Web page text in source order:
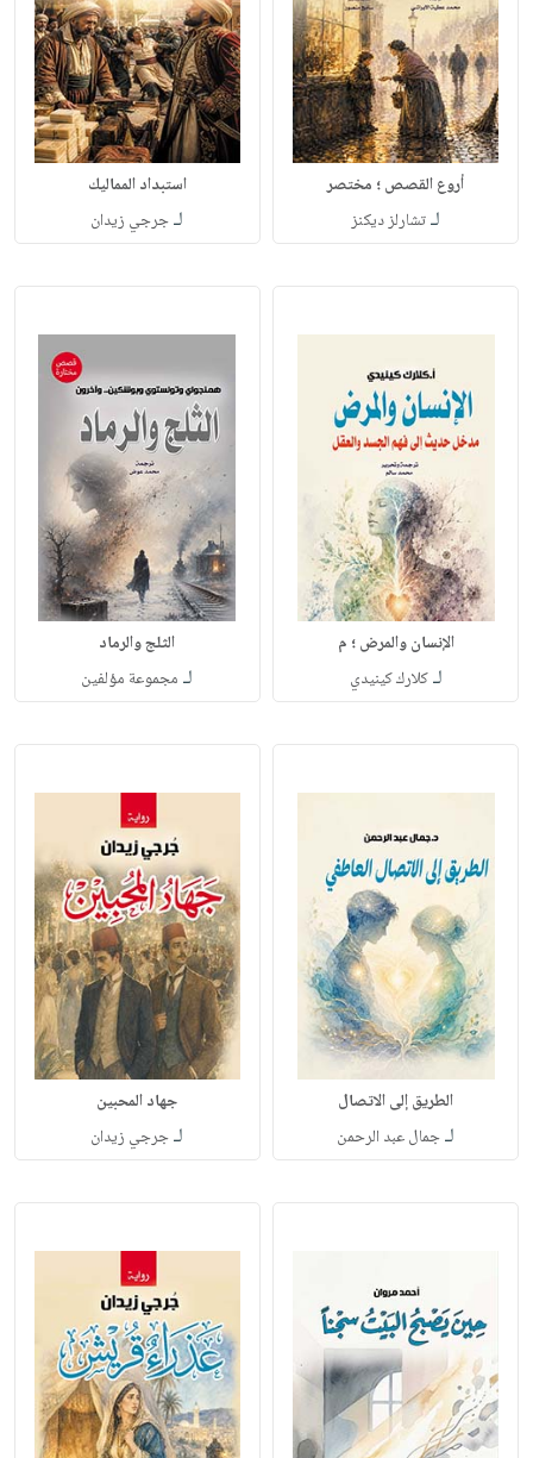
أروع القصص ؛ مختصر
لـتشارلز ديكنز
استبداد المماليك
لـجرجي زيدان
الإنسان والمرض ؛ م
لـكلارك كينيدي
الثلج والرماد
لـ مجموعة مؤلفين
الطريق إلى الاتصال
لـجمال عبد الرحمن
جهاد المحبين
لـجرجي زيدان